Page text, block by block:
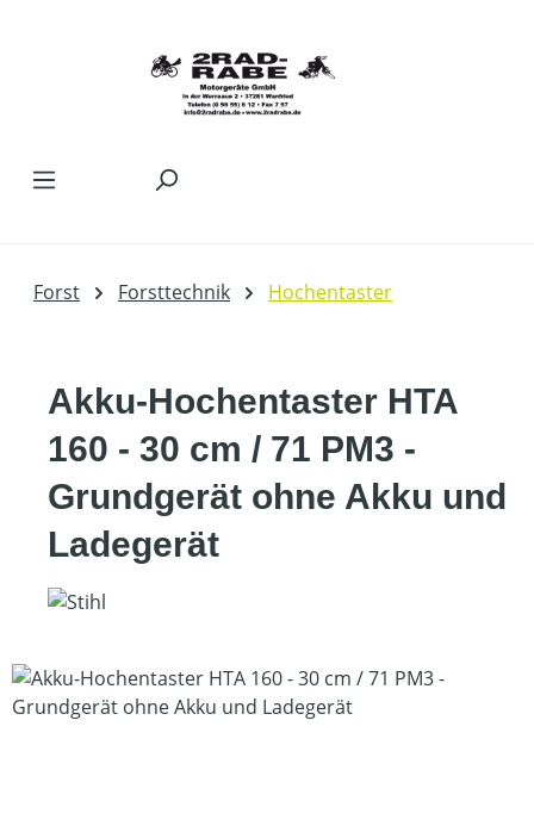
Forst Forsttechnik Hochentaster
Akku-Hochentaster HTA
160 - 30 cm / 71 PM3 -
Grundgerät ohne Akku und
Ladegerät
Bildergalerie überspringen